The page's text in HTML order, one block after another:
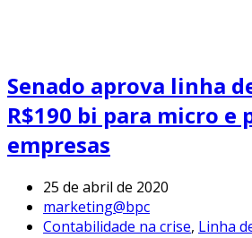
Senado aprova linha
R$190 bi para micro e
empresas
25 de abril de 2020
marketing@bpc
Contabilidade na crise, Linha